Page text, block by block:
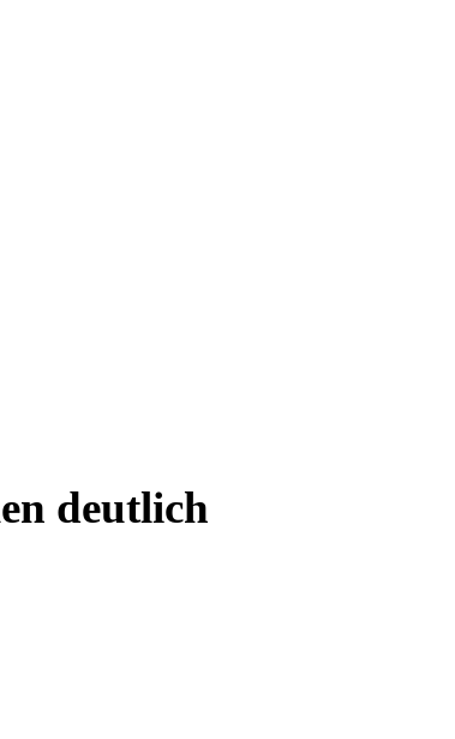
deutlich